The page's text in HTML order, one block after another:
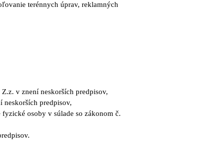
terénnych úprav, reklamných
v znení neskorších predpisov,
neskorších predpisov,
osoby v súlade so zákonom č.